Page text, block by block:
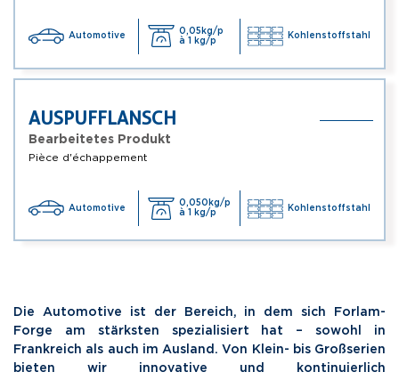
Automotive
0,05kg/p
à 1 kg/p
Kohlenstoffstahl
AUSPUFFLANSCH
Bearbeitetes Produkt
Pièce d'échappement
Automotive
0,050kg/p
à 1 kg/p
Kohlenstoffstahl
Die Automotive ist der Bereich, in dem sich Forlam-
Forge am stärksten spezialisiert hat – sowohl in
Frankreich als auch im Ausland. Von Klein- bis Großserien
bieten wir innovative und kontinuierlich